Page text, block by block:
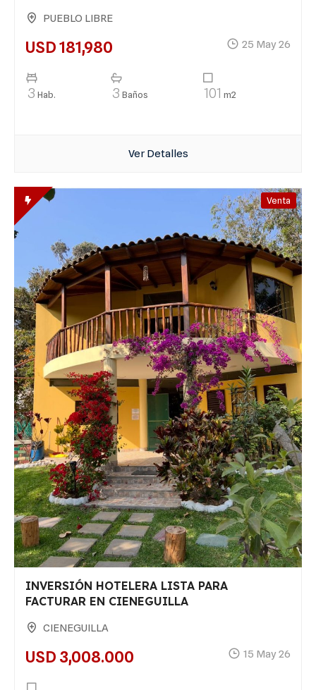
PUEBLO LIBRE
USD 181,980 25 May 26
3 Hab. 3 Baños 101m2
Ver Detalles
Venta
INVERSIÓN HOTELERA LISTA PARA
FACTURAR EN CIENEGUILLA
CIENEGUILLA
USD 3,008.000 15 May 26